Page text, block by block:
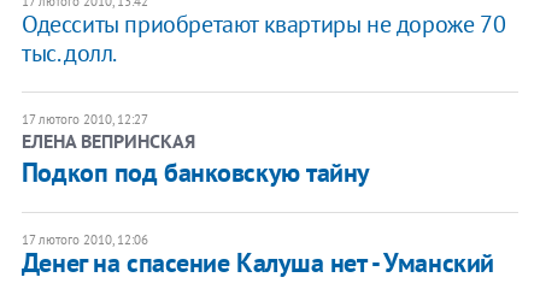
Одесситы приобретают квартиры не дороже 70
тыс. долл.
17 лютого 2010, 12:27
ЕЛЕНА ВЕПРИНСКАЯ
Подкоп под банковскую тайну
17 лютого 2010, 12:06
Денег на спасение Калуша нет - Уманский